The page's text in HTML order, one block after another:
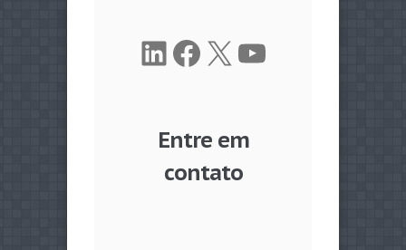
LinkedIn
Facebook
X Youtube
Entre em
contato